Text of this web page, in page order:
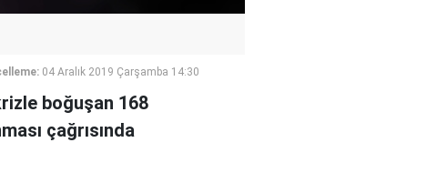
04 Aralık 2019 Çarşamba 14:30
boğuşan 168
çağrısında